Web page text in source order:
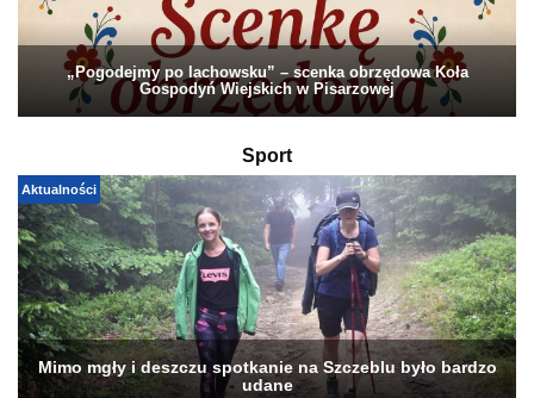
„Pogodejmy po lachowsku” – scenka obrzędowa Koła
Gospodyń Wiejskich w Pisarzowej
Sport
Aktualności
Mimo mgły i deszczu spotkanie na Szczeblu było bardzo
udane